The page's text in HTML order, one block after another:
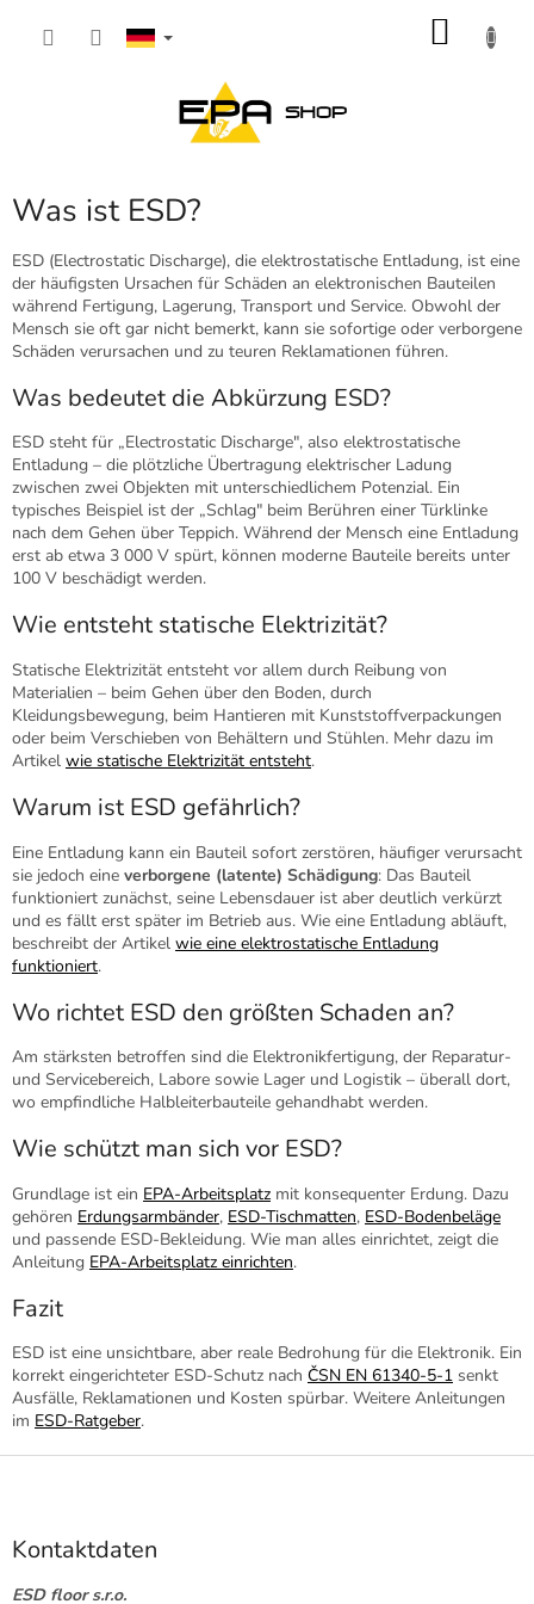
Was ist ESD?
ESD (Electrostatic Discharge), die elektrostatische Entladung, ist eine
der häufigsten Ursachen für Schäden an elektronischen Bauteilen
während Fertigung, Lagerung, Transport und Service. Obwohl der
Mensch sie oft gar nicht bemerkt, kann sie sofortige oder verborgene
Schäden verursachen und zu teuren Reklamationen führen.
Was bedeutet die Abkürzung ESD?
ESD steht für „Electrostatic Discharge", also elektrostatische
Entladung – die plötzliche Übertragung elektrischer Ladung
zwischen zwei Objekten mit unterschiedlichem Potenzial. Ein
typisches Beispiel ist der „Schlag" beim Berühren einer Türklinke
nach dem Gehen über Teppich. Während der Mensch eine Entladung
erst ab etwa 3 000 V spürt, können moderne Bauteile bereits unter
100 V beschädigt werden.
Wie entsteht statische Elektrizität?
Statische Elektrizität entsteht vor allem durch Reibung von
Materialien – beim Gehen über den Boden, durch
Kleidungsbewegung, beim Hantieren mit Kunststoffverpackungen
oder beim Verschieben von Behältern und Stühlen. Mehr dazu im
Artikel wie statische Elektrizität entsteht.
Warum ist ESD gefährlich?
Eine Entladung kann ein Bauteil sofort zerstören, häufiger verursacht
sie jedoch eine verborgene (latente) Schädigung: Das Bauteil
funktioniert zunächst, seine Lebensdauer ist aber deutlich verkürzt
und es fällt erst später im Betrieb aus. Wie eine Entladung abläuft,
beschreibt der Artikel wie eine elektrostatische Entladung
funktioniert.
Wo richtet ESD den größten Schaden an?
Am stärksten betroffen sind die Elektronikfertigung, der Reparatur-
und Servicebereich, Labore sowie Lager und Logistik – überall dort,
wo empfindliche Halbleiterbauteile gehandhabt werden.
Wie schützt man sich vor ESD?
Grundlage ist ein EPA-Arbeitsplatz mit konsequenter Erdung. Dazu
gehören Erdungsarmbänder, ESD-Tischmatten, ESD-Bodenbeläge
und passende ESD-Bekleidung. Wie man alles einrichtet, zeigt die
Anleitung EPA-Arbeitsplatz einrichten.
Fazit
ESD ist eine unsichtbare, aber reale Bedrohung für die Elektronik. Ein
korrekt eingerichteter ESD-Schutz nach ČSN EN 61340-5-1 senkt
Ausfälle, Reklamationen und Kosten spürbar. Weitere Anleitungen
im ESD-Ratgeber.
F
Kontaktdaten
ESD floor s.r.o.